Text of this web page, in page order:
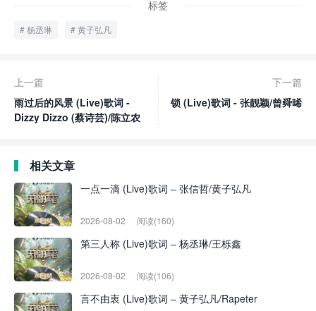
标签
杨丞琳 黄子弘凡
上一篇
雨过后的风景 (Live)歌词 -
Dizzy Dizzo (蔡诗芸)/陈立农
下一篇
锁 (Live)歌词 - 张靓颖/曾舜晞
相关文章
一点一滴 (Live)歌词 – 张信哲/黄子弘凡
2026-08-02 阅读(160)
第三人称 (Live)歌词 – 杨丞琳/王栎鑫
2026-08-02 阅读(106)
言不由衷 (Live)歌词 – 黄子弘凡/Rapeter